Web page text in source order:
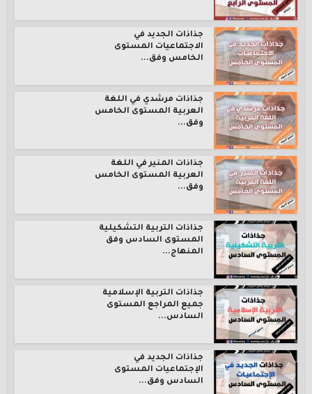
جذاذات الجديد في
الاجتماعيات المستوى
الخامس وفق...
جذاذات مرشدي في اللغة
العربية المستوى الخامس
وفق...
جذاذات المنير في اللغة
العربية المستوى الخامس
وفق...
جذاذات التربية التشكيلية
المستوى السادس وفق
المنهاج...
جذاذات التربية الإسلامية
جميع المراجع المستوى
السادس...
جذاذات الجديد في
الإجتماعيات المستوى
السادس وفق...